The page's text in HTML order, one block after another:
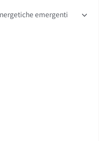
emergenti